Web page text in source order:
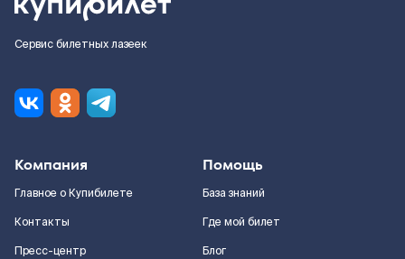
Сервис билетных лазеек
Компания
Главное о Купибилете
Контакты
Пресс-центр
Помощь
База знаний
Где мой билет
Блог